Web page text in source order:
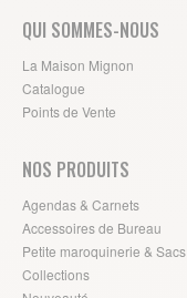
QUI SOMMES-NOUS
La Maison Mignon
Catalogue
Points de Vente
NOS PRODUITS
Agendas & Carnets
Accessoires de Bureau
Petite maroquinerie & Sacs
Collections